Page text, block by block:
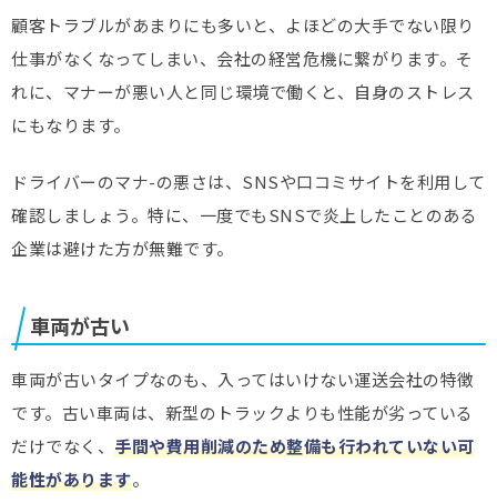
顧客トラブルがあまりにも多いと、よほどの大手でない限り
仕事がなくなってしまい、会社の経営危機に繋がります。そ
れに、マナーが悪い人と同じ環境で働くと、自身のストレス
にもなります。
ドライバーのマナ-の悪さは、SNSや口コミサイトを利用して
確認しましょう。特に、一度でもSNSで炎上したことのある
企業は避けた方が無難です。
車両が古い
車両が古いタイプなのも、入ってはいけない運送会社の特徴
です。古い車両は、新型のトラックよりも性能が劣っている
だけでなく、 手間や費用削減のため整備も行われていない可
能性があります。